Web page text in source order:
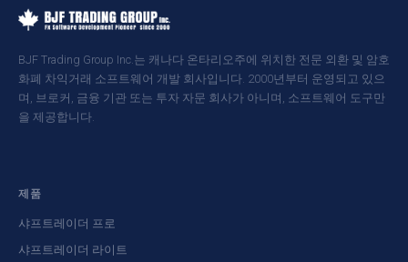
BJF Trading Group Inc.는 캐나다 온타리오주에 위치한 전문 외환 및 암호
화폐 차익거래 소프트웨어 개발 회사입니다. 2000년부터 운영되고 있으
며, 브로커, 금융 기관 또는 투자 자문 회사가 아니며, 소프트웨어 도구만
을 제공합니다.
제품
샤프트레이더 프로
샤프트레이더 라이트